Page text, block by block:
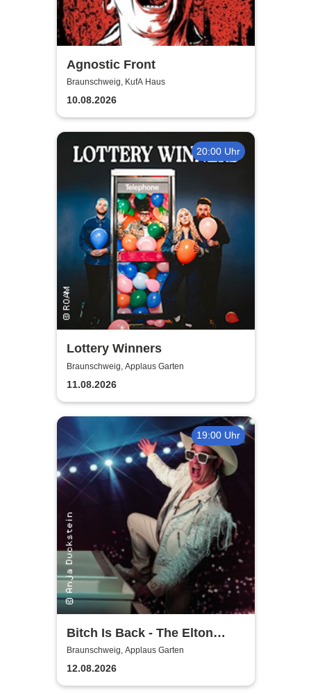
Agnostic Front
Braunschweig, KufA Haus
10.08.2026
20:00 Uhr
Lottery Winners
Braunschweig, Applaus Garten
11.08.2026
19:00 Uhr
Bitch Is Back - The Elton
John Show
Braunschweig, Applaus Garten
12.08.2026